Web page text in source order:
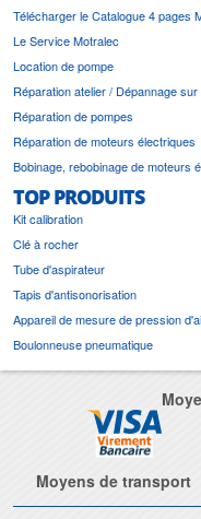
Télécharger le Catalogue 4 pages
Le Service Motralec
Location de pompe
Réparation atelier / Dépannage sur
Réparation de pompes
Réparation de moteurs électriques
Bobinage, rebobinage de moteurs
TOP PRODUITS
Kit calibration
Clé à rocher
Tube d'aspirateur
Tapis d'antisonorisation
Appareil de mesure de pression
Boulonneuse pneumatique
Moyens de transport